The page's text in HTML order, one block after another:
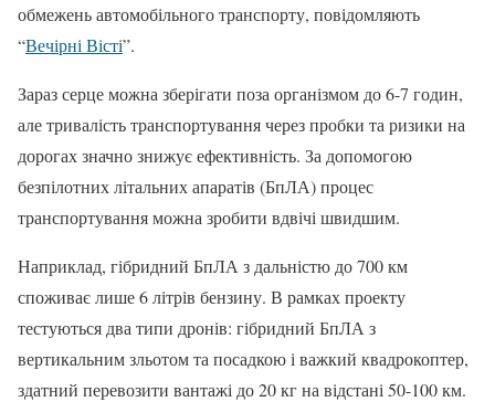
обмежень автомобільного транспорту, повідомляють
“Вечірні Вісті”.
Зараз серце можна зберігати поза організмом до 6-7 годин,
але тривалість транспортування через пробки та ризики на
дорогах значно знижує ефективність. За допомогою
безпілотних літальних апаратів (БпЛА) процес
транспортування можна зробити вдвічі швидшим.
Наприклад, гібридний БпЛА з дальністю до 700 км
споживає лише 6 літрів бензину. В рамках проекту
тестуються два типи дронів: гібридний БпЛА з
вертикальним зльотом та посадкою і важкий квадрокоптер,
здатний перевозити вантажі до 20 кг на відстані 50-100 км.